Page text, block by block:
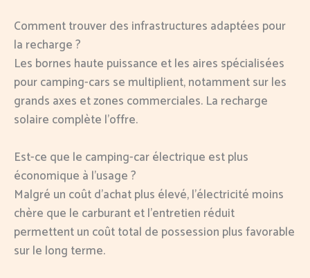
Comment trouver des infrastructures adaptées pour
la recharge ?
Les bornes haute puissance et les aires spécialisées
pour camping-cars se multiplient, notamment sur les
grands axes et zones commerciales. La recharge
solaire complète l’offre.
Est-ce que le camping-car électrique est plus
économique à l’usage ?
Malgré un coût d’achat plus élevé, l’électricité moins
chère que le carburant et l’entretien réduit
permettent un coût total de possession plus favorable
sur le long terme.